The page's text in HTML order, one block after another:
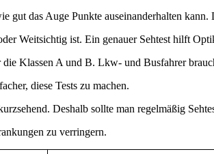
das Auge Punkte auseinanderhalten
Weitsichtig ist. Ein genauer Sehtest hilft
Klassen A und B. Lkw- und Busfahrer
diese Tests zu machen.
Deshalb sollte man regelmäßig
zu verringern.